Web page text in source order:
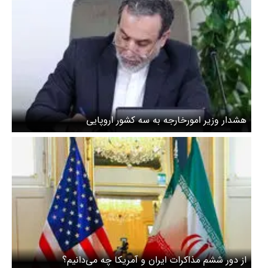
هشدار وزیر امورخارجه به سه کشور اروپایی
از دور ششم مذاکرات ایران و آمریکا چه می‌دانیم؟